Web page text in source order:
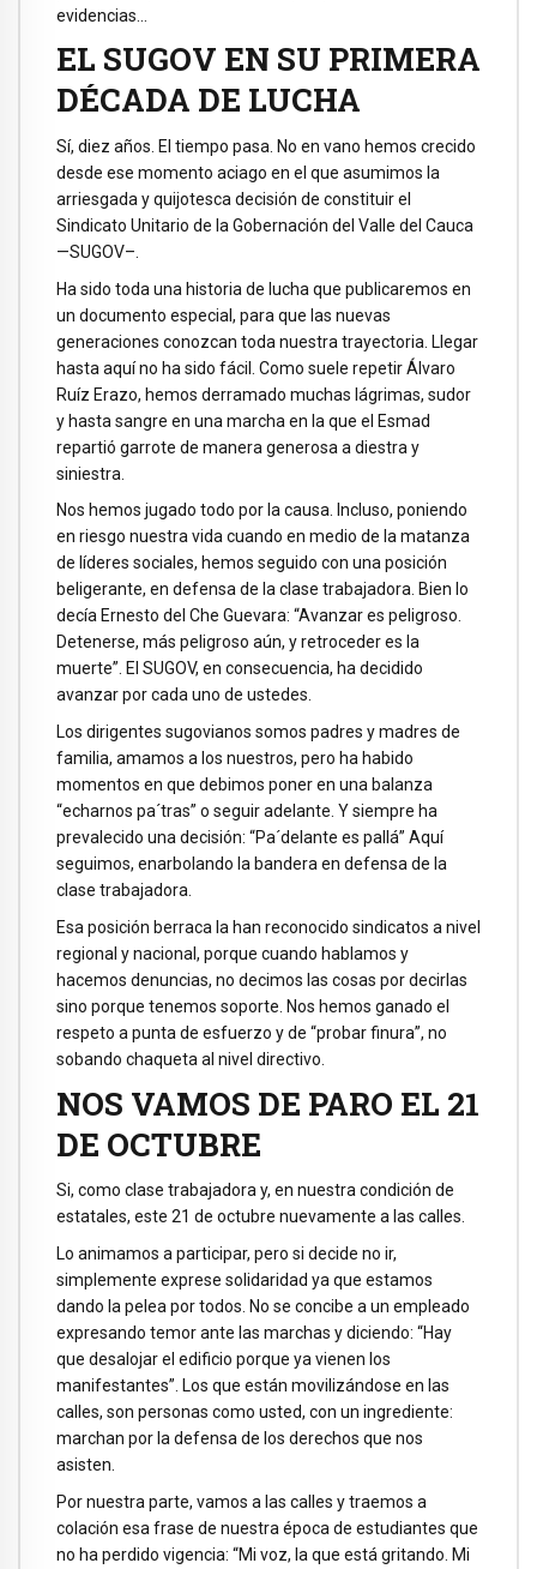
evidencias…
EL SUGOV EN SU PRIMERA
DÉCADA DE LUCHA
Sí, diez años. El tiempo pasa. No en vano hemos crecido
desde ese momento aciago en el que asumimos la
arriesgada y quijotesca decisión de constituir el
Sindicato Unitario de la Gobernación del Valle del Cauca
—SUGOV–.
Ha sido toda una historia de lucha que publicaremos en
un documento especial, para que las nuevas
generaciones conozcan toda nuestra trayectoria. Llegar
hasta aquí no ha sido fácil. Como suele repetir Álvaro
Ruíz Erazo, hemos derramado muchas lágrimas, sudor
y hasta sangre en una marcha en la que el Esmad
repartió garrote de manera generosa a diestra y
siniestra.
Nos hemos jugado todo por la causa. Incluso, poniendo
en riesgo nuestra vida cuando en medio de la matanza
de líderes sociales, hemos seguido con una posición
beligerante, en defensa de la clase trabajadora. Bien lo
decía Ernesto del Che Guevara: “Avanzar es peligroso.
Detenerse, más peligroso aún, y retroceder es la
muerte”. El SUGOV, en consecuencia, ha decidido
avanzar por cada uno de ustedes.
Los dirigentes sugovianos somos padres y madres de
familia, amamos a los nuestros, pero ha habido
momentos en que debimos poner en una balanza
“echarnos pa´tras” o seguir adelante. Y siempre ha
prevalecido una decisión: “Pa´delante es pallá” Aquí
seguimos, enarbolando la bandera en defensa de la
clase trabajadora.
Esa posición berraca la han reconocido sindicatos a nivel
regional y nacional, porque cuando hablamos y
hacemos denuncias, no decimos las cosas por decirlas
sino porque tenemos soporte. Nos hemos ganado el
respeto a punta de esfuerzo y de “probar finura”, no
sobando chaqueta al nivel directivo.
NOS VAMOS DE PARO EL 21
DE OCTUBRE
Si, como clase trabajadora y, en nuestra condición de
estatales, este 21 de octubre nuevamente a las calles.
Lo animamos a participar, pero si decide no ir,
simplemente exprese solidaridad ya que estamos
dando la pelea por todos. No se concibe a un empleado
expresando temor ante las marchas y diciendo: “Hay
que desalojar el edificio porque ya vienen los
manifestantes”. Los que están movilizándose en las
calles, son personas como usted, con un ingrediente:
marchan por la defensa de los derechos que nos
asisten.
Por nuestra parte, vamos a las calles y traemos a
colación esa frase de nuestra época de estudiantes que
no ha perdido vigencia: “Mi voz, la que está gritando. Mi